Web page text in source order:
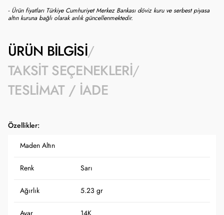
- Ürün fiyatları Türkiye Cumhuriyet Merkez Bankası döviz kuru ve serbest piyasa
altın kuruna bağlı olarak anlık güncellenmektedir.
ÜRÜN BILGISI
TAKSIT SEÇENEKLERI
TESLIMAT / İADE
Özellikler:
Maden Altın
Renk Sarı
Ağırlık 5.23 gr